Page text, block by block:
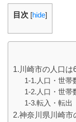
目次 [hide]
1.川崎市の人口
1-1.人口・世帯
1-2.人口・世帯
1-3.転入・転出
2.神奈川県川崎市